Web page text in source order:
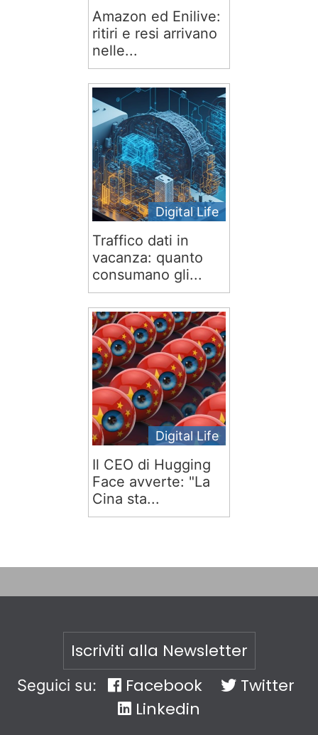
Amazon ed Enilive:
ritiri e resi arrivano
nelle...
Digital Life
Traffico dati in
vacanza: quanto
consumano gli...
Digital Life
Il CEO di Hugging
Face avverte: "La
Cina sta...
Iscriviti alla Newsletter
Seguici su: Facebook
Twitter
Linkedin